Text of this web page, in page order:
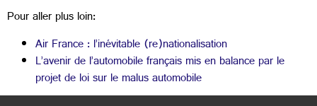
Pour aller plus loin:
Air France : l’inévitable (re)nationalisation
L’avenir de l’automobile français mis en balance par le
projet de loi sur le malus automobile